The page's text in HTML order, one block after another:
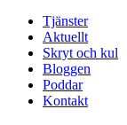
Tjänster
Aktuellt
Skryt och kul
Bloggen
Poddar
Kontakt